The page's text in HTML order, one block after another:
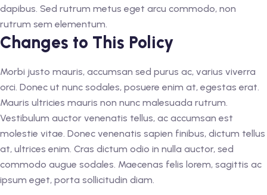
dapibus. Sed rutrum metus eget arcu commodo, non
rutrum sem elementum.
Changes to This Policy
Morbi justo mauris, accumsan sed purus ac, varius viverra
orci. Donec ut nunc sodales, posuere enim at, egestas erat.
Mauris ultricies mauris non nunc malesuada rutrum.
Vestibulum auctor venenatis tellus, ac accumsan est
molestie vitae. Donec venenatis sapien finibus, dictum tellus
at, ultrices enim. Cras dictum odio in nulla auctor, sed
commodo augue sodales. Maecenas felis lorem, sagittis ac
ipsum eget, porta sollicitudin diam.